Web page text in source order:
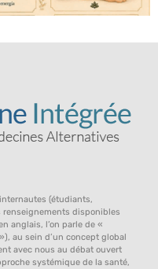
(étudiants,
disponibles
anglais, l’on parle de «
au sein d’un concept global
avec nous au débat ouvert
systémique de la santé,